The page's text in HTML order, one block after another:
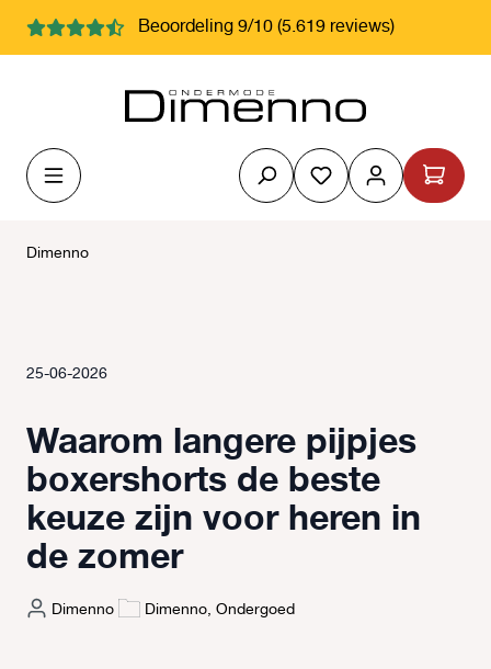
Beoordeling 9/10 (5.619 reviews)
Je hebt 0 items
Dimenno
25-06-2026
Waarom langere pijpjes
boxershorts de beste
keuze zijn voor heren in
de zomer
Dimenno Dimenno, Ondergoed